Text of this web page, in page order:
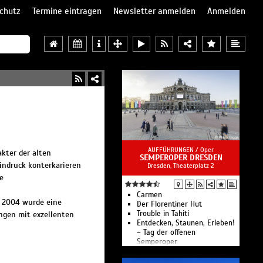
Termine eintragen Newsletter anmelden
Anmelden
der alten
konterkarieren
wurde eine
mit exzellenten
AUFFÜHRUNGEN / Oper
SEMPEROPER DRESDEN
Dresden, Theaterplatz 2
Carmen
Der Florentiner Hut
Trouble in Tahiti
Entdecken, Staunen, Erleben!
– Tag der offenen
Semperoper
Spaziergang durch die Saison